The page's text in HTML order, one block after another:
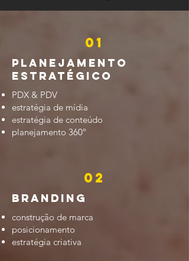
01
Planejamento
Estratégico
PDX & PDV
estratégia de mídia
estratégia de conteúdo
planejamento 360º
02
Branding
construção de marca
posicionamento
estratégia criativa